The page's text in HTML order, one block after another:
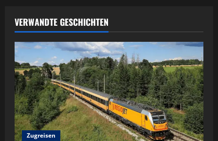
VERWANDTE GESCHICHTEN
Zugreisen